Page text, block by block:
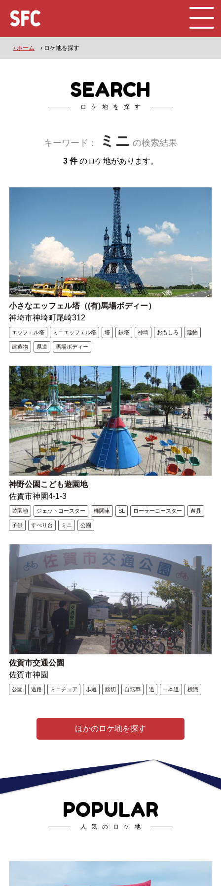
› ホーム › ロケ地を探す
SEARCH
ロケ地を探す
キーワード： ミニ の検索結果
3 件のロケ地があります。
小さなエッフェル塔（(有)馬場ボディー）
神埼市神埼町尾崎312
エッフェル塔 ミニエッフェル塔 塔 鉄塔 神埼 おもしろ 建物
建造物 県道 馬場ボディー
神野公園こども遊園地
佐賀市神園4-1-3
遊園地 ジェットコースター 機関車 SL ローラーコースター 遊具
子供 すべり台 ミニ 公園
佐賀市交通公園
佐賀市神園
公園 道路 ミニチュア 歩道 踏切 自転車 道 一本道 標識
ほかのロケ地を探す
POPULAR
人気のロケ地